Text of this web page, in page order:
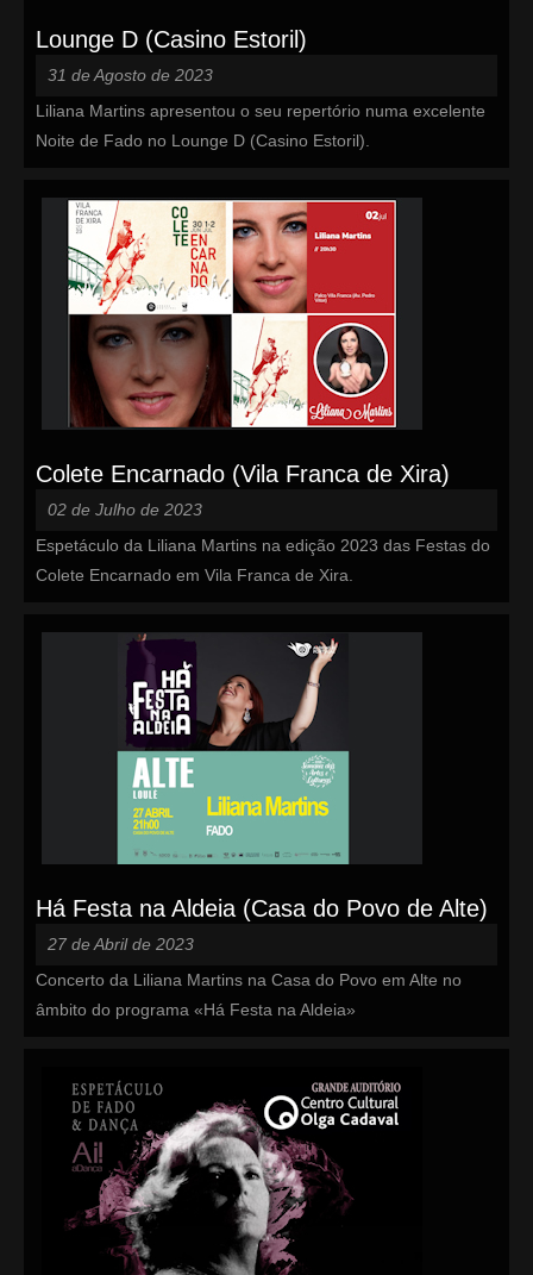
Lounge D (Casino Estoril)
31 de Agosto de 2023
Liliana Martins apresentou o seu repertório numa excelente
Noite de Fado no Lounge D (Casino Estoril).
Colete Encarnado (Vila Franca de Xira)
02 de Julho de 2023
Espetáculo da Liliana Martins na edição 2023 das Festas do
Colete Encarnado em Vila Franca de Xira.
Há Festa na Aldeia (Casa do Povo de Alte)
27 de Abril de 2023
Concerto da Liliana Martins na Casa do Povo em Alte no
âmbito do programa «Há Festa na Aldeia»